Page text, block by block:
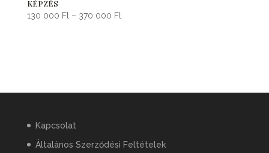
KÉPZÉS
130 000 Ft – 370 000 FtÁrtartomány:
Kapcsolat
Általános Szerződési Feltételek